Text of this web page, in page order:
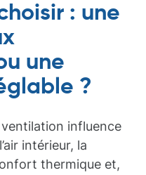
: une
une
?
ventilation influence
intérieur, la
thermique et,